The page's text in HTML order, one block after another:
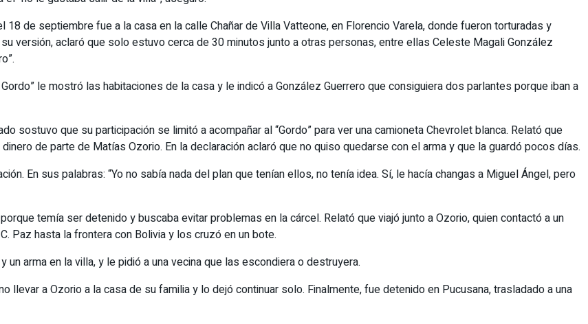
de septiembre fue a la casa en la calle Chañar de Villa Vatteone, en Florencio Varela, donde fueron torturadas y
versión, aclaró que solo estuvo cerca de 30 minutos junto a otras personas, entre ellas Celeste Magali González
le mostró las habitaciones de la casa y le indicó a González Guerrero que consiguiera dos parlantes porque iban a
sostuvo que su participación se limitó a acompañar al “Gordo” para ver una camioneta Chevrolet blanca. Relató que
de parte de Matías Ozorio. En la declaración aclaró que no quiso quedarse con el arma y que la guardó pocos días.
En sus palabras: “Yo no sabía nada del plan que tenían ellos, no tenía idea. Sí, le hacía changas a Miguel Ángel, pero
temía ser detenido y buscaba evitar problemas en la cárcel. Relató que viajó junto a Ozorio, quien contactó a un
Paz hasta la frontera con Bolivia y los cruzó en un bote.
arma en la villa, y le pidió a una vecina que las escondiera o destruyera.
llevar a Ozorio a la casa de su familia y lo dejó continuar solo. Finalmente, fue detenido en Pucusana, trasladado a una